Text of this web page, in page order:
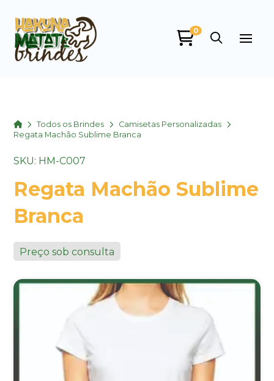
0
HomeTodos os Brindes
Camisetas Personalizadas
Regata Machão Sublime Branca
SKU: HM-C007
Regata Machão Sublime
Branca
Preço sob consulta